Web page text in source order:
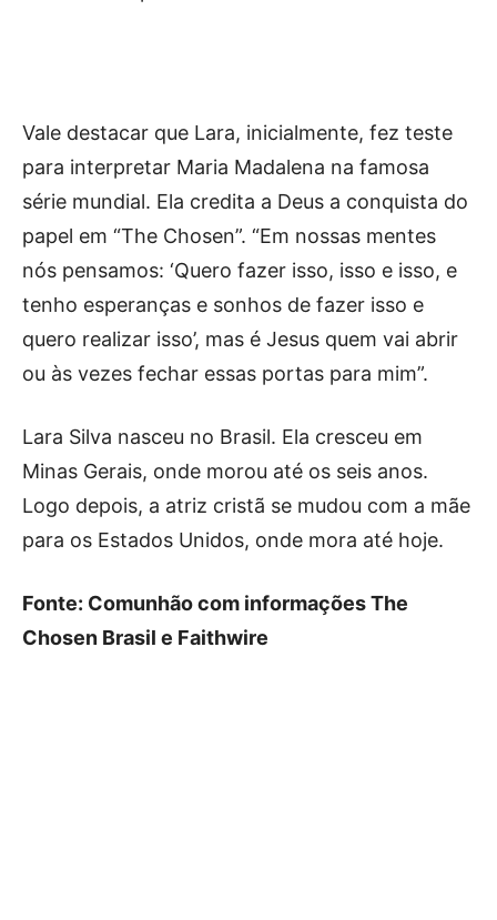
Vale destacar que Lara, inicialmente, fez teste
para interpretar Maria Madalena na famosa
série mundial. Ela credita a Deus a conquista do
papel em “The Chosen”. “Em nossas mentes
nós pensamos: ‘Quero fazer isso, isso e isso, e
tenho esperanças e sonhos de fazer isso e
quero realizar isso’, mas é Jesus quem vai abrir
ou às vezes fechar essas portas para mim”.
Lara Silva nasceu no Brasil. Ela cresceu em
Minas Gerais, onde morou até os seis anos.
Logo depois, a atriz cristã se mudou com a mãe
para os Estados Unidos, onde mora até hoje.
Fonte: Comunhão com informações The
Chosen Brasil e Faithwire